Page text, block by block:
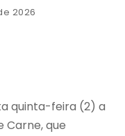
2026
quinta-feira (2) a
Carne, que